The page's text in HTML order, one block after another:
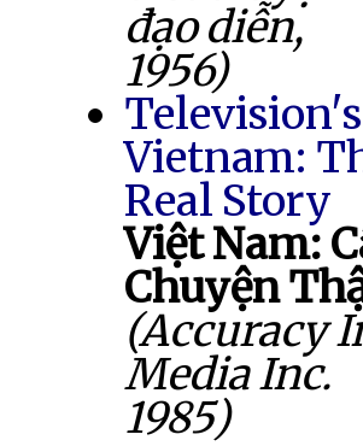
đạo diễn,
1956)
Television's
Vietnam:
Real Story
Việt Nam:
Chuyện
(Accuracy
Media Inc.
1985)